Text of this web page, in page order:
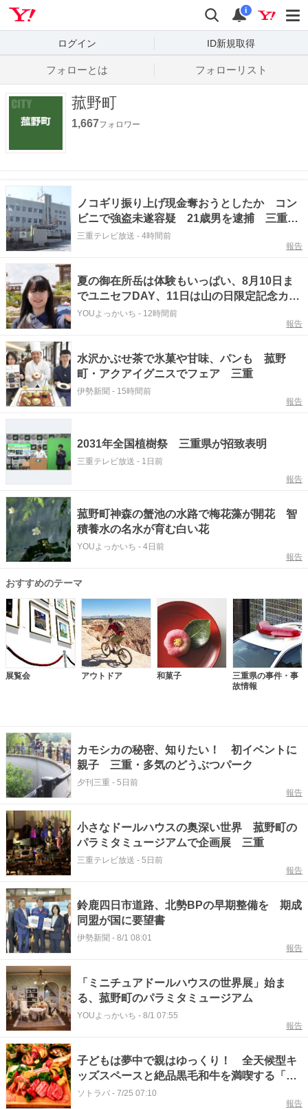
検索
通知
i
ログイン ID新規取得
フォローとは フォローリスト
菰野町
1,667フォロワー
ノコギリ振り上げ現金奪おうとしたか コン
ビニで強盗未遂容疑 21歳男を逮捕 三重・
いなべ市
三重テレビ放送 - 4時間前
報告
夏の御在所岳は体験もいっぱい、8月10日ま
でユニセフDAY、11日は山の日限定記念カー
ドを配布
YOUよっかいち - 12時間前
報告
水沢かぶせ茶で氷菓や甘味、パンも 菰野
町・アクアイグニスでフェア 三重
伊勢新聞 - 15時間前
報告
2031年全国植樹祭 三重県が招致表明
三重テレビ放送 - 1日前
報告
菰野町神森の蟹池の水路で梅花藻が開花 智
積養水の名水が育む白い花
YOUよっかいち - 4日前
報告
おすすめのテーマ
展覧会 アウトドア 和菓子
三重県の事件・事
故情報
カモシカの秘密、知りたい！ 初イベントに
親子 三重・多気のどうぶつパーク
夕刊三重 - 5日前
報告
小さなドールハウスの奥深い世界 菰野町の
パラミタミュージアムで企画展 三重
三重テレビ放送 - 5日前
報告
鈴鹿四日市道路、北勢BPの早期整備を 期成
同盟が国に要望書
伊勢新聞 - 8/1 08:01
報告
「ミニチュアドールハウスの世界展」始ま
る、菰野町のパラミタミュージアム
YOUよっかいち - 8/1 07:55
報告
子どもは夢中で親はゆっくり！ 全天候型キ
ッズスペースと絶品黒毛和牛を満喫する「三
重の森」
ソトラバ - 7/25 07:10
報告